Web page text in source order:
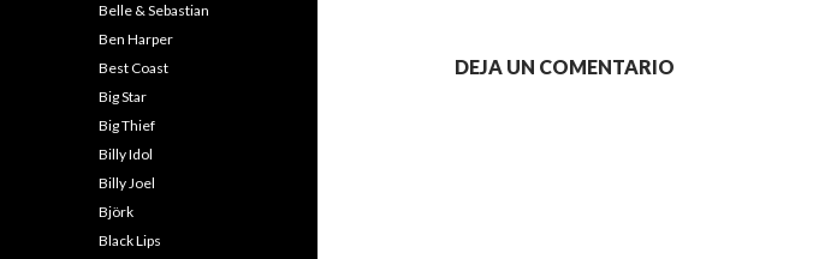
DEJA UN COMENTARIO
Belle & Sebastian
Ben Harper
Best Coast
Big Star
Big Thief
Billy Idol
Billy Joel
Björk
Black Lips